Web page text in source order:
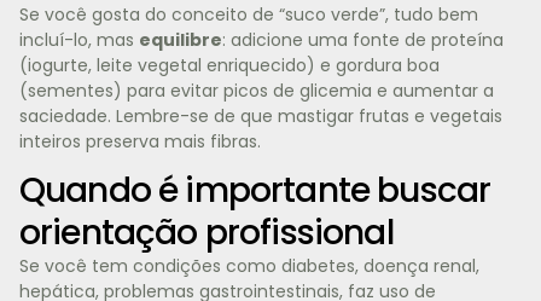
Se você gosta do conceito de “suco verde”, tudo bem
incluí-lo, mas equilibre: adicione uma fonte de proteína
(iogurte, leite vegetal enriquecido) e gordura boa
(sementes) para evitar picos de glicemia e aumentar a
saciedade. Lembre-se de que mastigar frutas e vegetais
inteiros preserva mais fibras.
Quando é importante buscar
orientação profissional
Se você tem condições como diabetes, doença renal,
hepática, problemas gastrointestinais, faz uso de